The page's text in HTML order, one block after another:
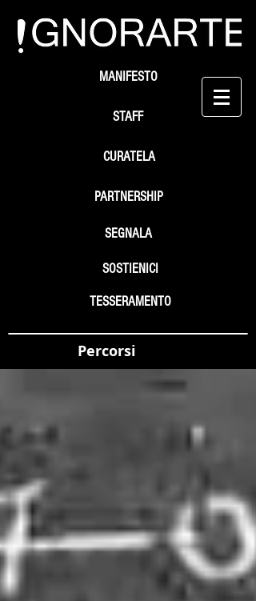
STAFF
SEGNALA
SOSTIENICI
MANIFESTO
PARTNERSHIP
TESSERAMENTO
CURATELA
Percorsi